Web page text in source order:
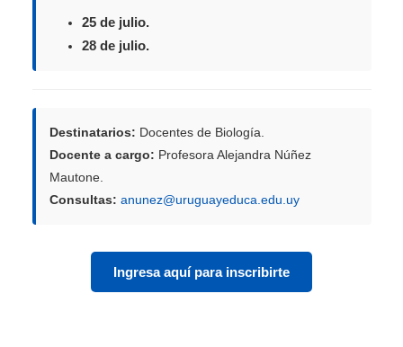
25 de julio.
28 de julio.
Destinatarios: Docentes de Biología.
Docente a cargo: Profesora Alejandra Núñez
Mautone.
Consultas: anunez@uruguayeduca.edu.uy
Ingresa aquí para inscribirte